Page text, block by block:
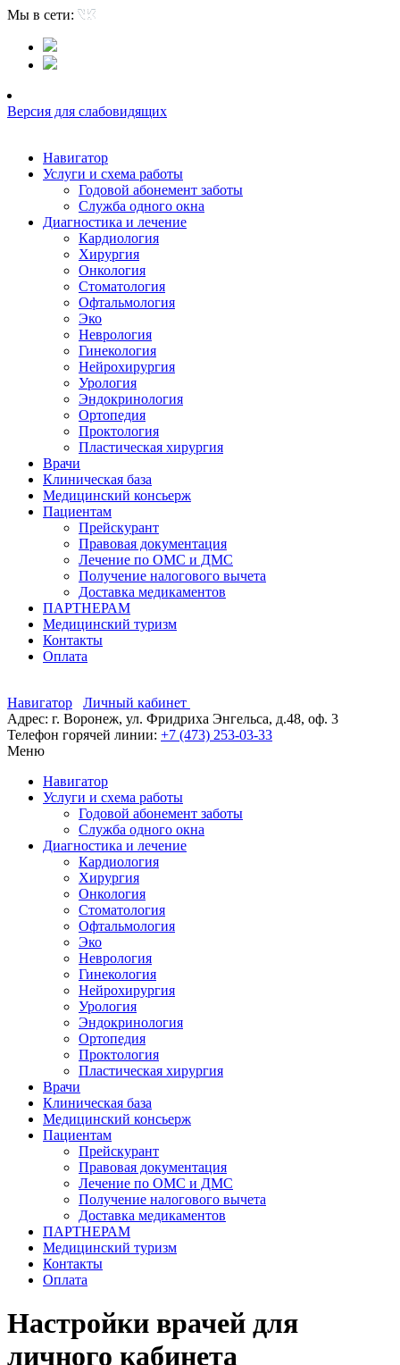
Мы в сети:
Версия для слабовидящих
Навигатор
Услуги и схема работы
Годовой абонемент заботы
Служба одного окна
Диагностика и лечение
Кардиология
Хирургия
Онкология
Стоматология
Офтальмология
Эко
Неврология
Гинекология
Нейрохирургия
Урология
Эндокринология
Ортопедия
Проктология
Пластическая хирургия
Врачи
Клиническая база
Медицинский консьерж
Пациентам
Прейскурант
Правовая документация
Лечение по ОМС и ДМС
Получение налогового вычета
Доставка медикаментов
ПАРТНЕРАМ
Медицинский туризм
Контакты
Оплата
Навигатор
Личный кабинет
Адрес: г. Воронеж, ул. Фридриха Энгельса, д.48, оф. 3
Телефон горячей линии: +7 (473) 253-03-33
Меню
Навигатор
Услуги и схема работы
Годовой абонемент заботы
Служба одного окна
Диагностика и лечение
Кардиология
Хирургия
Онкология
Стоматология
Офтальмология
Эко
Неврология
Гинекология
Нейрохирургия
Урология
Эндокринология
Ортопедия
Проктология
Пластическая хирургия
Врачи
Клиническая база
Медицинский консьерж
Пациентам
Прейскурант
Правовая документация
Лечение по ОМС и ДМС
Получение налогового вычета
Доставка медикаментов
ПАРТНЕРАМ
Медицинский туризм
Контакты
Оплата
Настройки врачей для
личного кабинета